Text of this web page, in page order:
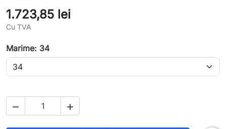
1.723,85 lei
Cu TVA
Marime: 34
 